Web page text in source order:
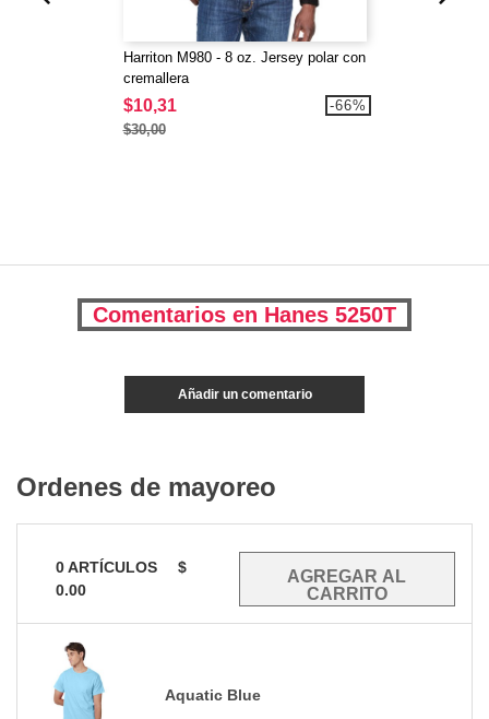
Harriton M980 - 8 oz. Jersey polar con
cremallera
$10,31
$30,00
-66%
Comentarios en Hanes 5250T
Añadir un comentario
Ordenes de mayoreo
0ARTÍCULOS
$
0.00
Aquatic Blue